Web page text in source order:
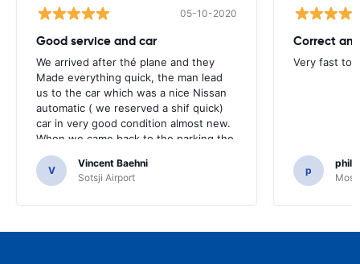
05-10-2020
Good service and car
We arrived after thé plane and they
Made everything quick, the man lead
us to the car which was a nice Nissan
automatic ( we reserved a shif quick)
car in very good condition almost new.
When we came back to the parking the
same man came in 5 minutes and after
a quick check we left. Very friendly and
nice. We can only recommand this
V
Vincent Baehni
Sotsji Airport
Correct
Very fast to
p